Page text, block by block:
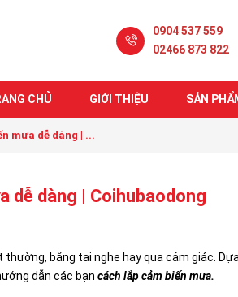
0904 537 559
02466 873 822
CHỦ GIỚI THIỆU SẢN
mưa dễ dàng | ...
dễ dàng | Coihubaodong
bằng tai nghe hay qua cảm giác.
dẫn các bạn cách lắp cảm biến mưa.